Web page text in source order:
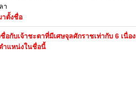
า
าตั้งชื่อ
กับเจ้าชะตาที่มีเศษจุลศักราชเท่ากับ 6 เนื่อ
ำแหน่งในชื่อนี้